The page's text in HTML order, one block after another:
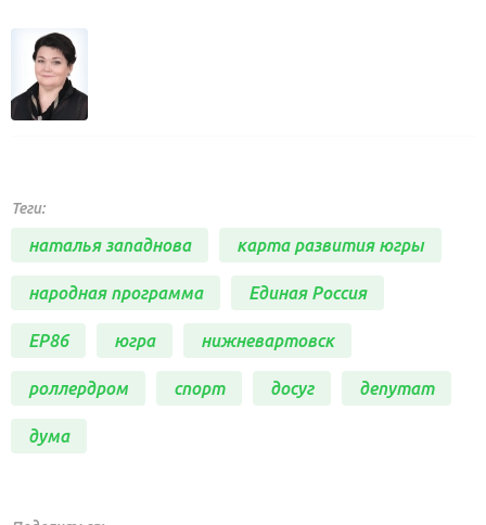
Теги:
наталья западнова карта развития югры
народная программа Единая Россия
ЕР86 югра нижневартовск
роллердром спорт досуг депутат
дума